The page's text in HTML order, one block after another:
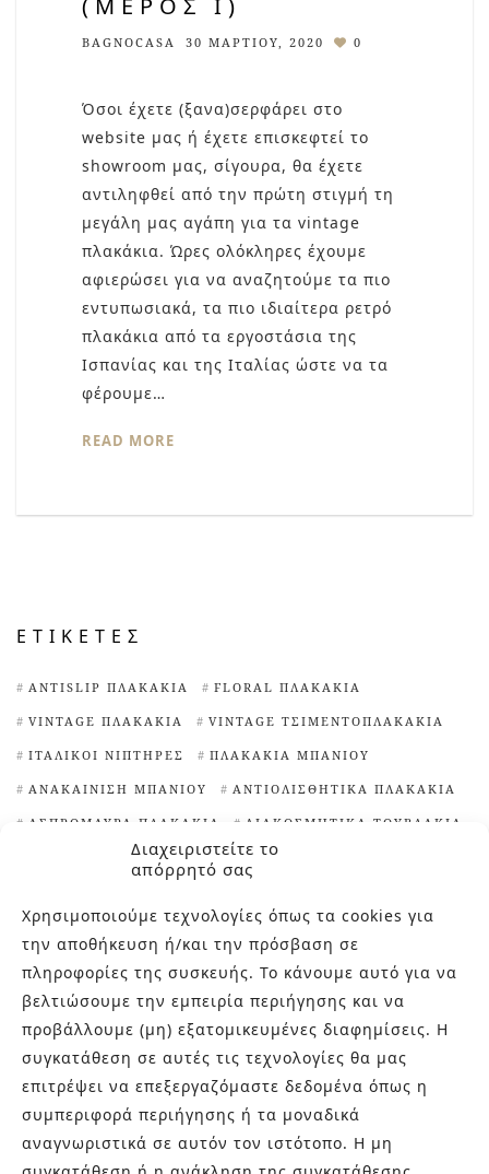
Διαχειριστείτε το
απόρρητό σας
Χρησιμοποιούμε τεχνολογίες όπως τα cookies για
την αποθήκευση ή/και την πρόσβαση σε
πληροφορίες της συσκευής. Το κάνουμε αυτό για να
βελτιώσουμε την εμπειρία περιήγησης και να
προβάλλουμε (μη) εξατομικευμένες διαφημίσεις. Η
συγκατάθεση σε αυτές τις τεχνολογίες θα μας
επιτρέψει να επεξεργαζόμαστε δεδομένα όπως η
συμπεριφορά περιήγησης ή τα μοναδικά
αναγνωριστικά σε αυτόν τον ιστότοπο. Η μη
BAGNOCASA 30 ΜΑΡΤΊΟΥ, 2020 0
Όσοι έχετε (ξανα)σερφάρει στο
website μας ή έχετε επισκεφτεί το
showroom μας, σίγουρα, θα έχετε
αντιληφθεί από την πρώτη στιγμή τη
μεγάλη μας αγάπη για τα vintage
πλακάκια. Ώρες ολόκληρες έχουμε
αφιερώσει για να αναζητούμε τα πιο
εντυπωσιακά, τα πιο ιδιαίτερα ρετρό
πλακάκια από τα εργοστάσια της
Ισπανίας και της Ιταλίας ώστε να τα
φέρουμε…
READ MORE
ΕΤΙΚΈΤΕΣ
ANTISLIP ΠΛΑΚΆΚΙΑ FLORAL ΠΛΑΚΆΚΙΑ
VINTAGE ΠΛΑΚΆΚΙΑ VINTAGE ΤΣΙΜΕΝΤΟΠΛΑΚΆΚΙΑ
ΙΤΑΛΙΚΟΊ ΝΙΠΤΉΡΕΣ ΠΛΑΚΆΚΙΑ ΜΠΆΝΙΟΥ
ΑΝΑΚΑΊΝΙΣΗ ΜΠΆΝΙΟΥ ΑΝΤΙΟΛΙΣΘΗΤΙΚΆ ΠΛΑΚΆΚΙΑ
ΑΣΠΡΌΜΑΥΡΑ ΠΛΑΚΆΚΙΑ ΔΙΑΚΟΣΜΗΤΙΚΆ ΤΟΥΒΛΆΚΙΑ
ΕΊΔΗ ΥΓΙΕΙΝΉΣ ΑΘΉΝΑ ΕΞΆΓΩΝΑ ΠΛΑΚΆΚΙΑ
ΙΔΙΑΊΤΕΡΑ ΠΛΑΚΆΚΙΑ
ΙΔΙΑΊΤΕΡΑ ΠΛΑΚΆΚΙΑ ΚΟΥΖΊΝΑΣ
ΙΔΙΑΊΤΕΡΕΣ ΨΗΦΊΔΕΣ ΠΙΣΊΝΑΣ
ΚΑΘΑΡΙΣΤΙΚΌ ΑΛΆΤΩΝ ΜΑΡΟΚΙΝΆ ΠΛΑΚΆΚΙΑ
ΜΠΑΝΙΈΡΕΣ ΕΛΕΎΘΕΡΗΣ ΤΟΠΟΘΈΤΗΣΗΣ ΝΙΠΤΉΡΕΣ
ΝΙΠΤΉΡΕΣ ΜΠΆΝΙΟΥ ΠΙΣΊΝΕΣ
ΠΛΑΚΆΚΙΑ TERRAZZO ΠΛΑΚΆΚΙΑ ΑΠΟΜΊΜΗΣΗ ΞΎΛΟΥ
ΠΛΑΚΆΚΙΑ ΓΙΑ ΕΠΈΝΔΥΣΗ ΤΟΊΧΩΝ